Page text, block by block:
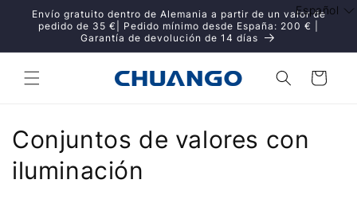
directamente
al contenido
Envío gratuito dentro de Alemania a partir de un valor de
pedido de 35 €| Pedido mínimo desde España: 200 € |
Garantía de devolución de 14 días
Carrito
C
o
Conjuntos de valores con
iluminación
Español